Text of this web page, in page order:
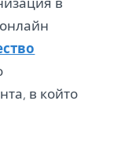
в
в който